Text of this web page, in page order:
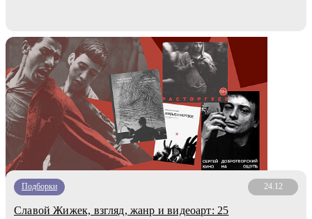
Подборки 24.12
Славой Жижек, взгляд, жанр и видеоарт: 25